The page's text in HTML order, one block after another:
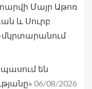
Մայր Աթոռ
և Սուրբ
մկրտարանում
են
06/08/2026